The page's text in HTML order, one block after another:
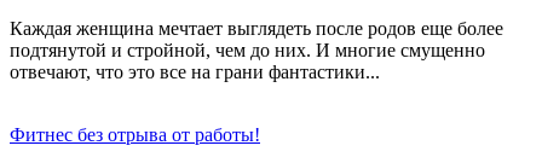
Каждая женщина мечтает выглядеть после родов еще более
подтянутой и стройной, чем до них. И многие смущенно
отвечают, что это все на грани фантастики...
Фитнес без отрыва от работы!